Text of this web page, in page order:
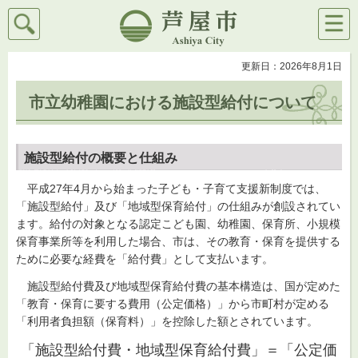
芦屋市
検索
メニ
ュー
更新日：2026年8月1日
市立幼稚園における施設型給付について
施設型給付の概要と仕組み
平成27年4月から始まった子ども・子育て支援新制度では、
「施設型給付」及び「地域型保育給付」の仕組みが創設されてい
ます。給付の対象となる認定こども園、幼稚園、保育所、小規模
保育事業所等を利用した場合、市は、その教育・保育を提供する
ために必要な経費を「給付費」として支払います。
施設型給付費及び地域型保育給付費の基本構造は、国が定めた
「教育・保育に要する費用（公定価格）」から市町村が定める
「利用者負担額（保育料）」を控除した額とされています。
「施設型給付費・地域型保育給付費」＝「公定価